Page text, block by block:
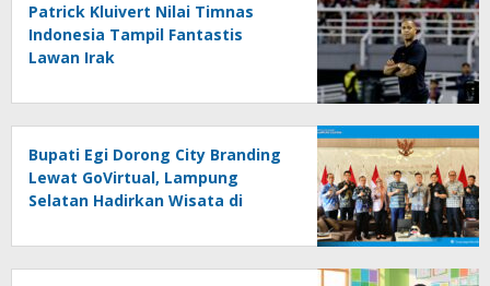
Patrick Kluivert Nilai Timnas
Indonesia Tampil Fantastis
Lawan Irak
Bupati Egi Dorong City Branding
Lewat GoVirtual, Lampung
Selatan Hadirkan Wisata di